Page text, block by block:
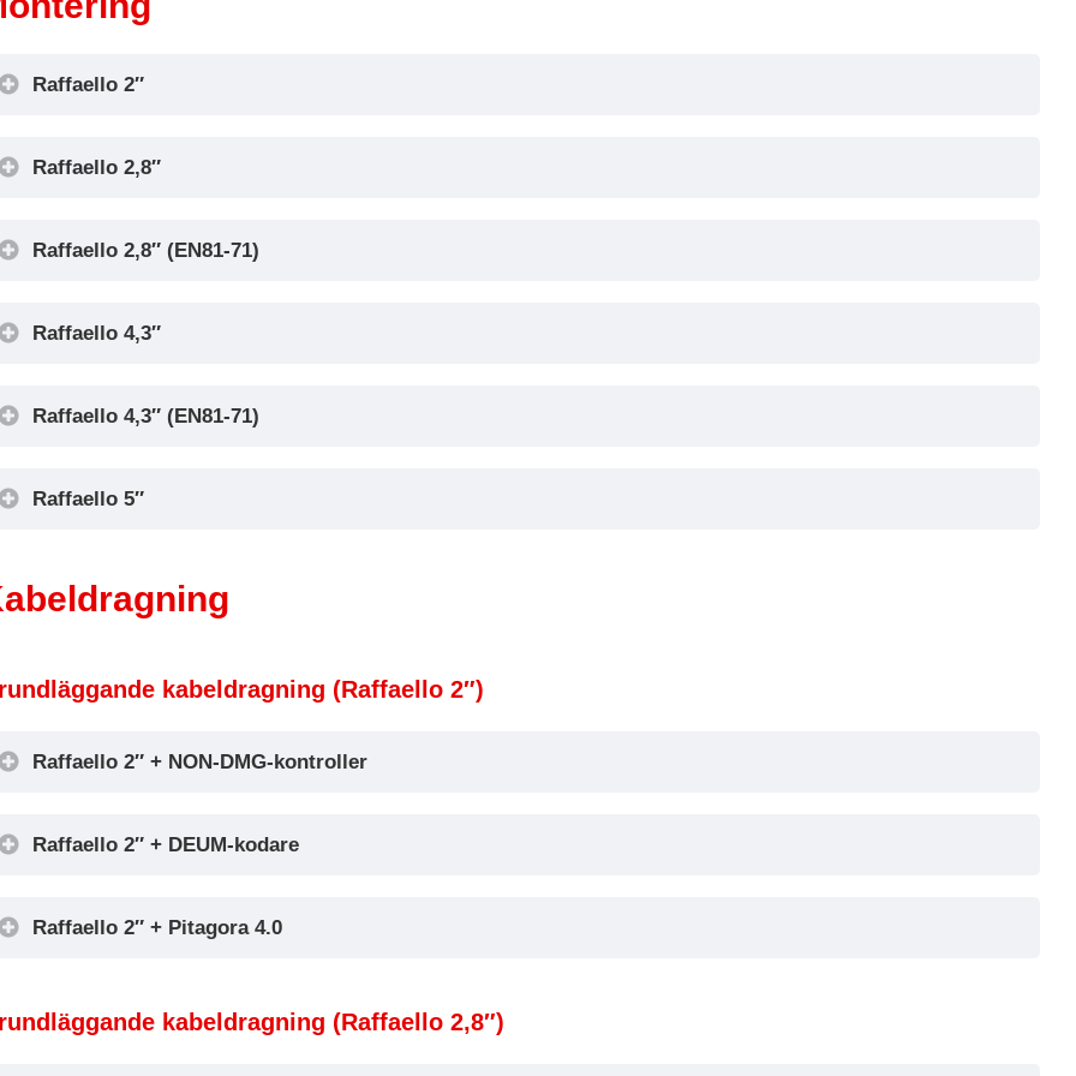
Raffaello 2″
Raffaello 2,8″
Raffaello 2,8″ (EN81-71)
Raffaello 4,3″
Raffaello 4,3″ (EN81-71)
Raffaello 5″
kabeldragning (Raffaello 2″)
Raffaello 2″ + NON-DMG-kontroller
Raffaello 2″ + DEUM-kodare
Raffaello 2″ + Pitagora 4.0
kabeldragning (Raffaello 2,8″)